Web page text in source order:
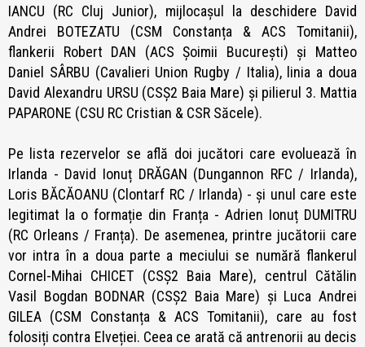
IANCU (RC Cluj Junior), mijlocașul la deschidere David
Andrei BOTEZATU (CSM Constanța & ACS Tomitanii),
flankerii Robert DAN (ACS Șoimii București) și Matteo
Daniel SÂRBU (Cavalieri Union Rugby / Italia), linia a doua
David Alexandru URSU (CSȘ2 Baia Mare) și pilierul 3. Mattia
PAPARONE (CSU RC Cristian & CSR Săcele).
Pe lista rezervelor se află doi jucători care evoluează în
Irlanda - David Ionuț DRĂGAN (Dungannon RFC / Irlanda),
Loris BĂCĂOANU (Clontarf RC / Irlanda) - și unul care este
legitimat la o formație din Franța - Adrien Ionuț DUMITRU
(RC Orleans / Franța). De asemenea, printre jucătorii care
vor intra în a doua parte a meciului se numără flankerul
Cornel-Mihai CHICET (CSȘ2 Baia Mare), centrul Cătălin
Vasil Bogdan BODNAR (CSȘ2 Baia Mare) și Luca Andrei
GILEA (CSM Constanța & ACS Tomitanii), care au fost
folosiți contra Elveției. Ceea ce arată că antrenorii au decis